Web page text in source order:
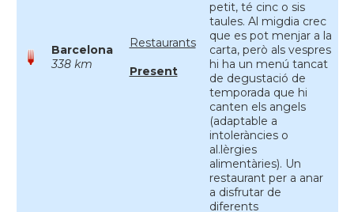
Barcelona
338 km
Restaurants
Present
petit, té cinc o sis
taules. Al migdia crec
que es pot menjar a la
carta, però als vespres
hi ha un menú tancat
de degustació de
temporada que hi
canten els angels
(adaptable a
intoleràncies o
al.lèrgies
alimentàries). Un
restaurant per a anar
a disfrutar de
diferents